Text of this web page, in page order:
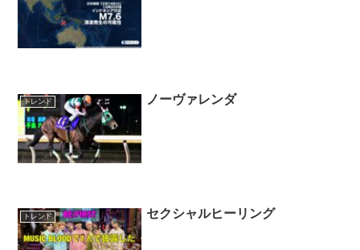
トレンド ノーヴァレンダ
トレンド セクシャルヒーリング